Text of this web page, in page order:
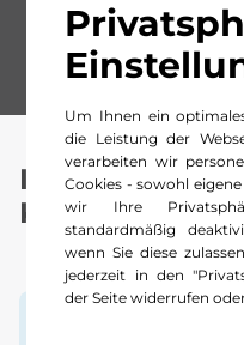
Um Ihnen ein
die Leistung der
verarbeiten wir
Cookies - sowohl
wir Ihre
standardmäßig
wenn Sie diese
jederzeit in den
der Seite widerrufen
Ihre Vorteile
Kestenholz: